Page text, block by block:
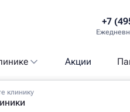
+7
Акции
клинику